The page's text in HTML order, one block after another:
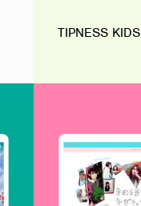
TIPNESS KIDS